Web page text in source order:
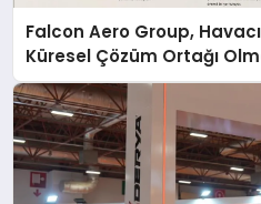
Falcon Aero Group,
Küresel Çözüm Ortağı